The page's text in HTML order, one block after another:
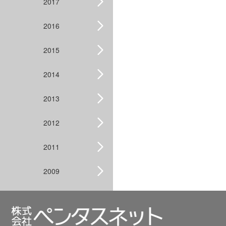
2016
2015
2014
2013
2012
2011
2009